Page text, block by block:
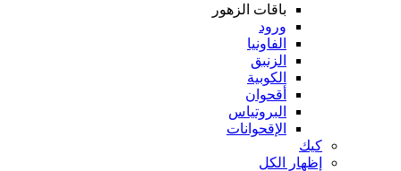
باقات الزهور
ورود
الفاونيا
الزنبق
الكوبية
أقحوان
البروتياس
الإقحوانات
كيك
إظهار الكل